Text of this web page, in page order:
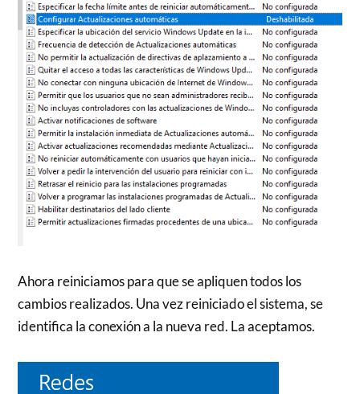
Ahora reiniciamos para que se apliquen todos los
cambios realizados. Una vez reiniciado el sistema, se
identifica la conexión a la nueva red. La aceptamos.